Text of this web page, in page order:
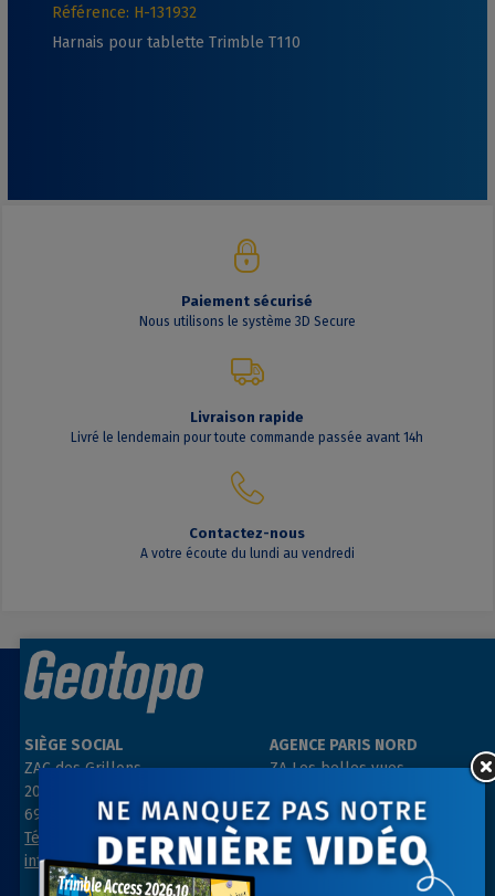
Référence: H-131932
Harnais pour tablette Trimble T110
Paiement sécurisé
Nous utilisons le système 3D Secure
Livraison rapide
Livré le lendemain pour toute commande passée avant 14h
Contactez-nous
A votre écoute du lundi au vendredi
SIÈGE SOCIAL
ZAC des Grillons
208, rue de l’Ancienne Distillerie
69400 GLEIZÉ
Tél : 04 74 69 94 00
info@geotopo.fr
AGENCE PARIS NORD
ZA Les belles vues
91290 ARPAJON
Tél : 01 64 55 11 80
contact@geotopo.fr